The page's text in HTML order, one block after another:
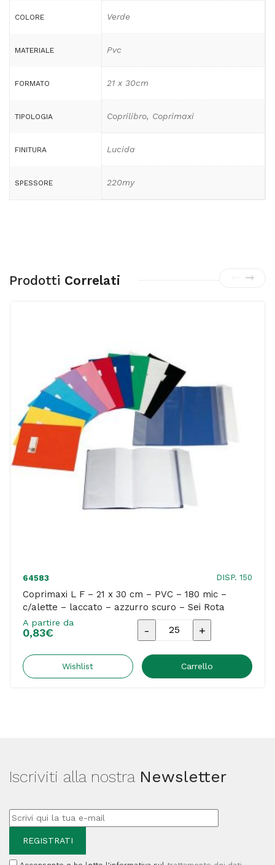
COLORE Verde
MATERIALE Pvc
FORMATO 21 x 30cm
TIPOLOGIA Coprilibro, Coprimaxi
FINITURA Lucida
SPESSORE 220my
Prodotti Correlati
64583 DISP. 150
Coprimaxi L F – 21 x 30 cm – PVC – 180 mic –
c/alette – laccato – azzurro scuro – Sei Rota
A partire da
0,83€
Coprimaxi
F
-
-
180
Wishlist Carrello
Iscriviti alla nostra Newsletter